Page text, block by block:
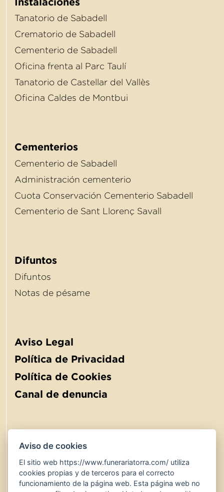
Tanatorio de Sabadell
Crematorio de Sabadell
Cementerio de Sabadell
Oﬁcina frenta al Parc Taulí
Tanatorio de Castellar del Vallès
Oﬁcina Caldes de Montbui
Cementerios
Cementerio de Sabadell
Administración cementerio
Cuota Conservación Cementerio Sabadell
Cementerio de Sant Llorenç Savall
Difuntos
Difuntos
Notas de pésame
Aviso Legal
Política de Privacidad
Política de Cookies
Canal de denuncia
900 767 60024 hores
www.funerariatorra.com
Aviso de cookies
El sitio web https://www.funerariatorra.com/ utiliza
cookies propias y de terceros para el correcto
funcionamiento de la página web. Esta página web no